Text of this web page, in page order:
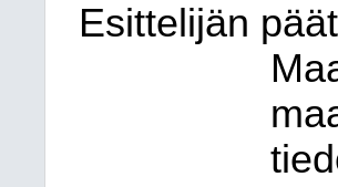
Esittelijän